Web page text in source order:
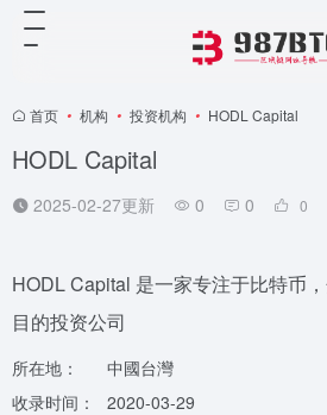
首页 • 机构 • 投资机构 • HODL Capital
HODL Capital
2025-02-27更新 0 0 0
HODL Capital 是一家专注于比特币
目的投资公司
所在地：
中國台灣
收录时间：
2020-03-29